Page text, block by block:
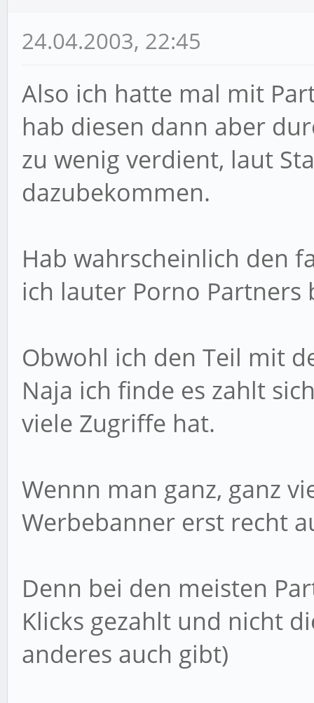
24.04.2003, 22:45
Also ich hatte mal mit
hab diesen dann aber
zu wenig verdient, laut
dazubekommen.
Hab wahrscheinlich den
ich lauter Porno
Obwohl ich den Teil mit
Naja ich finde es zahlt
viele Zugriffe hat.
Wennn man ganz, ganz
Werbebanner erst recht
Denn bei den meisten
Klicks gezahlt und nicht
anderes auch gibt)